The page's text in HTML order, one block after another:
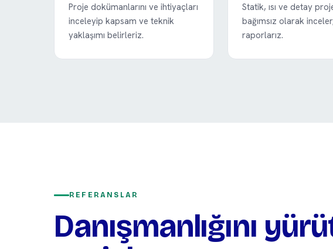
Proje dokümanlarını ve ihtiyaçları
inceleyip kapsam ve teknik
yaklaşımı belirleriz.
Statik, ısı ve detay
bağımsız olarak
raporlarız.
REFERANSLAR
Danışmanlığını